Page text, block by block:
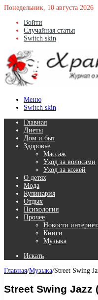
Понедельник, 10 августа 2026
Войти
Случайная статья
Switch skin
Меню
Switch skin
Главная
Диеты
Дом и быт
Здоровье
Массаж
Уход за волосами
Уход за кожей
О детях
Мода
Кулинария
Отдых
Психология
Прочее
Новости
Книги
Музыка
Искать
Главная/Музыка/Street Swing
Street Swing Jazz